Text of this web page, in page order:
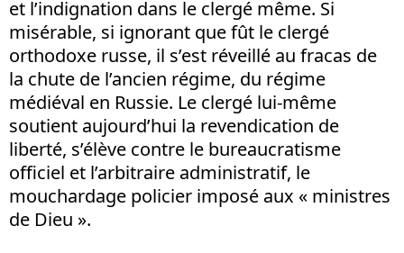
et l’indignation dans le clergé même. Si
misérable, si ignorant que fût le clergé
orthodoxe russe, il s’est réveillé au fracas de
la chute de l’ancien régime, du régime
médiéval en Russie. Le clergé lui-même
soutient aujourd’hui la revendication de
liberté, s’élève contre le bureaucratisme
officiel et l’arbitraire administratif, le
mouchardage policier imposé aux « ministres
de Dieu ».